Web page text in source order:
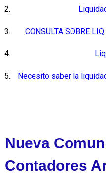
CONSULTA SOBRE
Necesito saber la
Nueva
Contadores